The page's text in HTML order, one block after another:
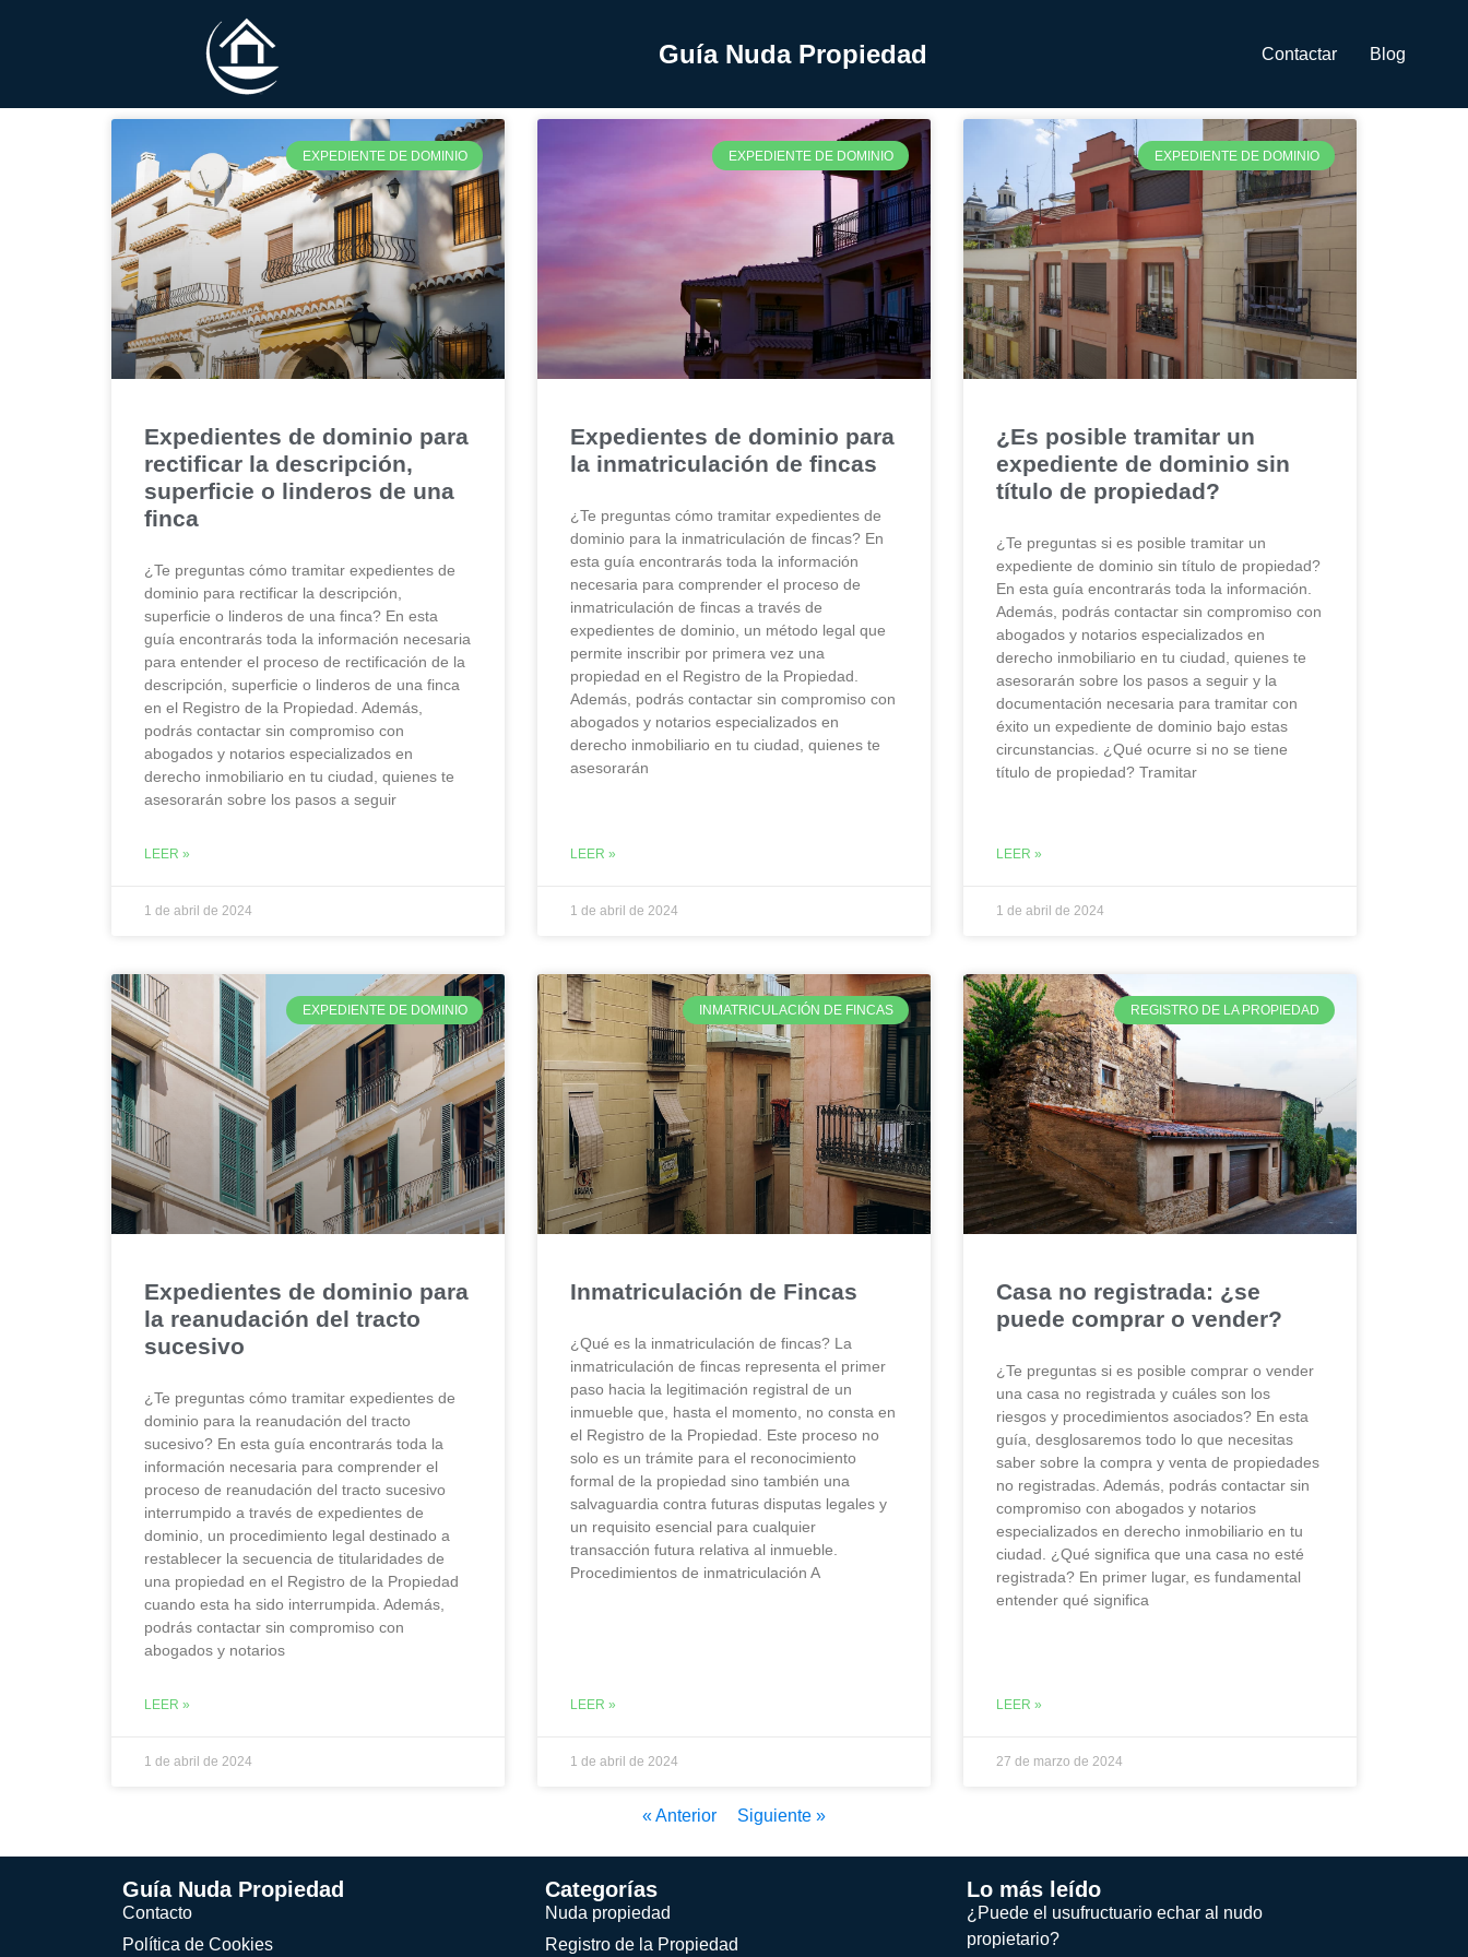
Guía Nuda Propiedad Contactar Blog
EXPEDIENTE DE DOMINIO
Expedientes de dominio para
rectificar la descripción,
superficie o linderos de una
finca
¿Te preguntas cómo tramitar expedientes de
dominio para rectificar la descripción,
superficie o linderos de una finca? En esta
guía encontrarás toda la información necesaria
para entender el proceso de rectificación de la
descripción, superficie o linderos de una finca
en el Registro de la Propiedad. Además,
podrás contactar sin compromiso con
abogados y notarios especializados en
derecho inmobiliario en tu ciudad, quienes te
asesorarán sobre los pasos a seguir
LEER »
1 de abril de 2024
EXPEDIENTE DE DOMINIO
Expedientes de dominio para
la inmatriculación de fincas
¿Te preguntas cómo tramitar expedientes de
dominio para la inmatriculación de fincas? En
esta guía encontrarás toda la información
necesaria para comprender el proceso de
inmatriculación de fincas a través de
expedientes de dominio, un método legal que
permite inscribir por primera vez una
propiedad en el Registro de la Propiedad.
Además, podrás contactar sin compromiso con
abogados y notarios especializados en
derecho inmobiliario en tu ciudad, quienes te
asesorarán
LEER »
1 de abril de 2024
EXPEDIENTE DE DOMINIO
¿Es posible tramitar un
expediente de dominio sin
título de propiedad?
¿Te preguntas si es posible tramitar un
expediente de dominio sin título de propiedad?
En esta guía encontrarás toda la información.
Además, podrás contactar sin compromiso con
abogados y notarios especializados en
derecho inmobiliario en tu ciudad, quienes te
asesorarán sobre los pasos a seguir y la
documentación necesaria para tramitar con
éxito un expediente de dominio bajo estas
circunstancias. ¿Qué ocurre si no se tiene
título de propiedad? Tramitar
LEER »
1 de abril de 2024
EXPEDIENTE DE DOMINIO
Expedientes de dominio para
la reanudación del tracto
sucesivo
¿Te preguntas cómo tramitar expedientes de
dominio para la reanudación del tracto
sucesivo? En esta guía encontrarás toda la
información necesaria para comprender el
proceso de reanudación del tracto sucesivo
interrumpido a través de expedientes de
dominio, un procedimiento legal destinado a
restablecer la secuencia de titularidades de
una propiedad en el Registro de la Propiedad
cuando esta ha sido interrumpida. Además,
podrás contactar sin compromiso con
abogados y notarios
LEER »
1 de abril de 2024
INMATRICULACIÓN DE FINCAS
Inmatriculación de Fincas
¿Qué es la inmatriculación de fincas? La
inmatriculación de fincas representa el primer
paso hacia la legitimación registral de un
inmueble que, hasta el momento, no consta en
el Registro de la Propiedad. Este proceso no
solo es un trámite para el reconocimiento
formal de la propiedad sino también una
salvaguardia contra futuras disputas legales y
un requisito esencial para cualquier
transacción futura relativa al inmueble.
Procedimientos de inmatriculación A
LEER »
1 de abril de 2024
REGISTRO DE LA PROPIEDAD
Casa no registrada: ¿se
puede comprar o vender?
¿Te preguntas si es posible comprar o vender
una casa no registrada y cuáles son los
riesgos y procedimientos asociados? En esta
guía, desglosaremos todo lo que necesitas
saber sobre la compra y venta de propiedades
no registradas. Además, podrás contactar sin
compromiso con abogados y notarios
especializados en derecho inmobiliario en tu
ciudad. ¿Qué significa que una casa no esté
registrada? En primer lugar, es fundamental
entender qué significa
LEER »
27 de marzo de 2024
« Anterior Siguiente »
Guía Nuda Propiedad
Contacto
Política de Cookies
Categorías
Nuda propiedad
Registro de la Propiedad
Lo más leído
¿Puede el usufructuario echar al nudo
propietario?